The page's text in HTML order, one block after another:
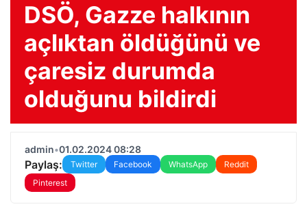
DSÖ, Gazze halkının
açlıktan öldüğünü ve
çaresiz durumda
olduğunu bildirdi
admin•01.02.2024 08:28
Paylaş: Twitter Facebook WhatsApp
Reddit
Pinterest